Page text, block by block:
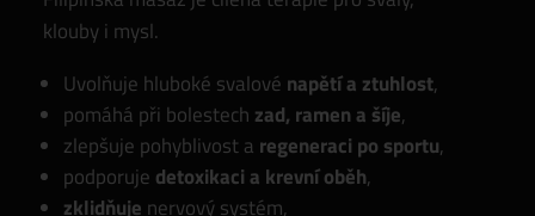
klouby i mysl.
Uvolňuje hluboké svalové napětí a ztuhlost,
pomáhá při bolestech zad, ramen a šíje,
zlepšuje pohyblivost a regeneraci po sportu,
podporuje detoxikaci a krevní oběh,
zklidňuje nervový systém,